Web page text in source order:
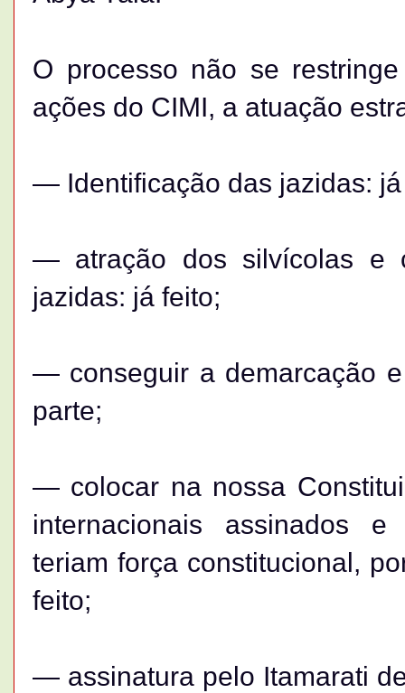
O processo não se
ações do CIMI, a atuação
— Identificação das jazidas:
— atração dos silvícolas e
jazidas: já feito;
— conseguir a demarcação
parte;
— colocar na nossa
internacionais assinados
teriam força constitucional,
feito;
— assinatura pelo Itamarati